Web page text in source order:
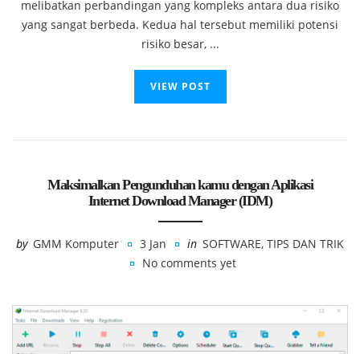
melibatkan perbandingan yang kompleks antara dua risiko
yang sangat berbeda. Kedua hal tersebut memiliki potensi
risiko besar, ...
VIEW POST
Maksimalkan Pengunduhan kamu dengan Aplikasi
Internet Download Manager (IDM)
by GMM Komputer 3 Jan in SOFTWARE, TIPS DAN TRIK
No comments yet